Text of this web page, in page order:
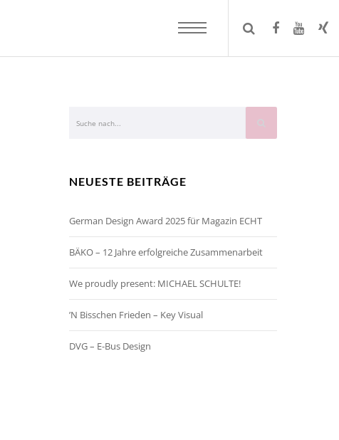
NEUESTE BEITRÄGE
German Design Award 2025 für Magazin ECHT
BÄKO – 12 Jahre erfolgreiche Zusammenarbeit
We proudly present: MICHAEL SCHULTE!
’N Bisschen Frieden – Key Visual
DVG – E-Bus Design